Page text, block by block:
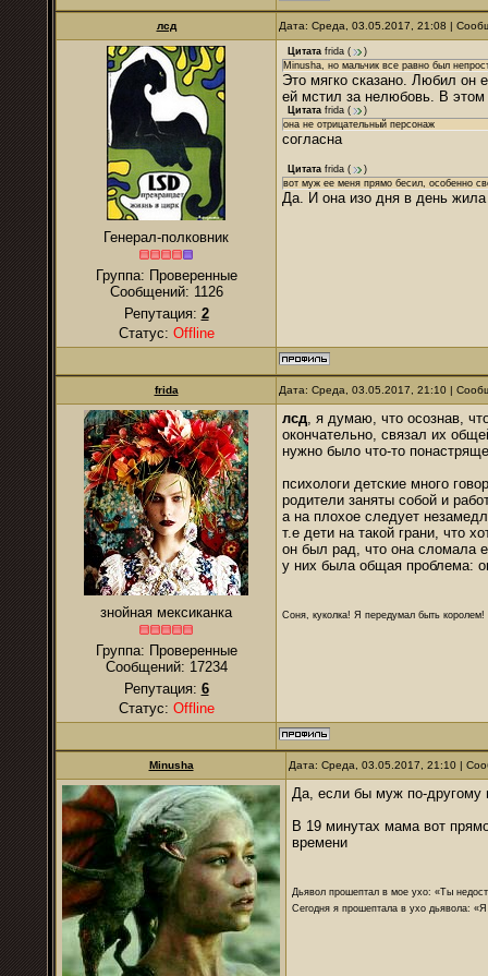
лсд Дата: Среда, 03.05.2017, 21:08 |
Генерал-полковник
Группа: Проверенные
Сообщений: 1126
Репутация: 2
Статус: Offline
Цитата frida (
)
Minusha, но мальчик все равно был
Это мягко сказано. Любил он
ей мстил за нелюбовь. В
Цитата frida (
)
она не отрицательный персонаж
согласна
Цитата frida (
)
вот муж ее меня прямо бесил, особенно
Да. И она изо дня в день жила
frida Дата: Среда, 03.05.2017, 21:10 |
знойная мексиканка
Группа: Проверенные
Сообщений: 17234
Репутация: 6
Статус: Offline
лсд, я думаю, что осознав,
окончательно, связал их
нужно было что-то
психологи детские много
родители заняты собой и
а на плохое следует
т.е дети на такой грани, что
он был рад, что она сломала
у них была общая проблема:
Соня, куколка! Я передумал быть
Minusha Дата: Среда, 03.05.2017, 21:10 |
Да, если бы муж по-другому
В 19 минутах мама вот
времени
Дьявол прошептал в мое ухо: «Ты
Сегодня я прошептала в ухо дьявола: